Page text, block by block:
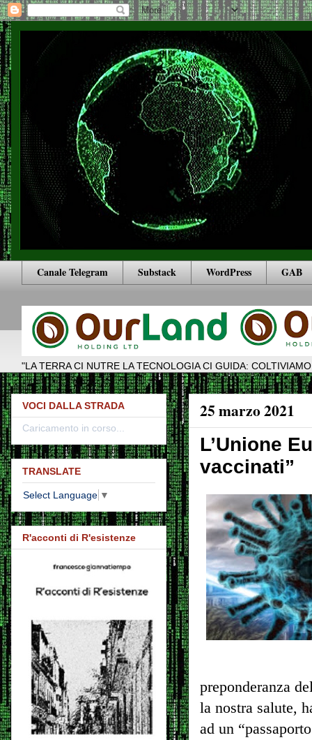
Canale Telegram Substack WordPress GAB
"LA TERRA CI NUTRE LA TECNOLOGIA CI GUIDA:
25 marzo 2021
L’Unione
vaccinati”
preponderanza
la nostra salute,
ad un
VOCI DALLA STRADA
Caricamento in corso...
TRANSLATE
Select Language ▼
R'acconti di R'esistenze